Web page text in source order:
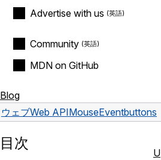
Advertise with us
Community
MDN on GitHub
Blog
ウェブWeb APIMouseEventbuttons
目次
U